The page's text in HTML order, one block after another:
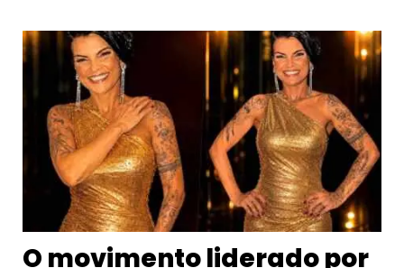
O movimento liderado por